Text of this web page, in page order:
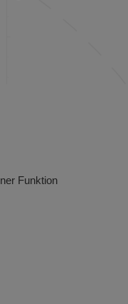
Funktion